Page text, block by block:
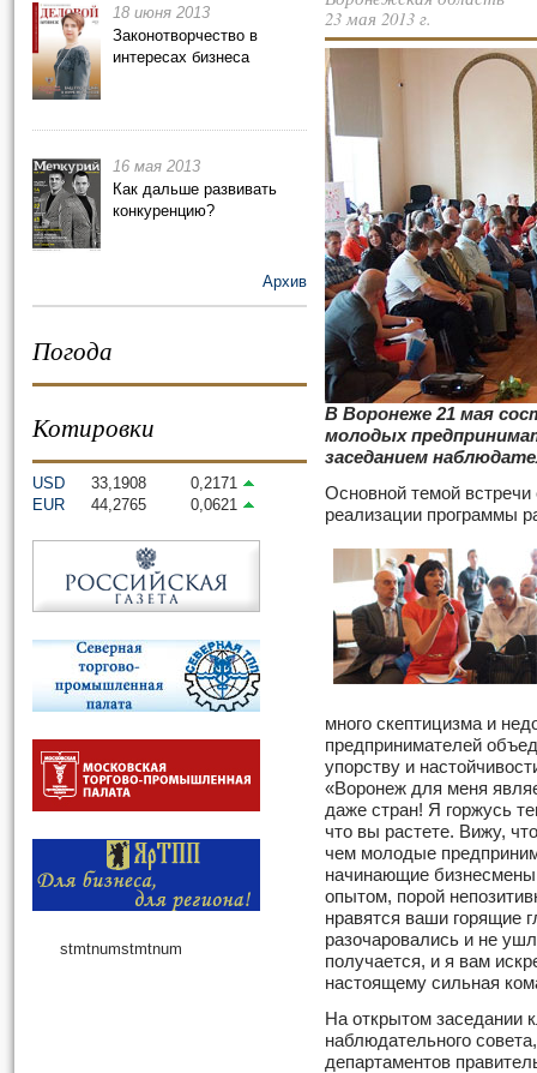
18 июня 2013
Законотворчество в
интересах бизнеса
16 мая 2013
Как дальше развивать
конкуренцию?
Архив
Погода
Котировки
USD 33,1908
0,2171
EUR
44,2765 0,0621
stmtnumstmtnum
23 мая 2013 г.
В Воронеже 21 мая
молодых
заседанием
Основной темой встречи
реализации программы
много скептицизма и
предпринимателей
упорству и
«Воронеж для меня
даже стран! Я горжусь
что вы растете. Вижу,
чем молодые
начинающие
опытом, порой
нравятся ваши горящие
разочаровались и не
получается, и я вам
настоящему сильная
На открытом заседании
наблюдательного
департаментов